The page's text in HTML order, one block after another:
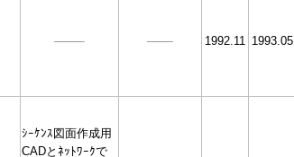
1992.11 1993.05
ｼｰｹﾝｽ図面作成用
CADとﾈｯﾄﾜｰｸで